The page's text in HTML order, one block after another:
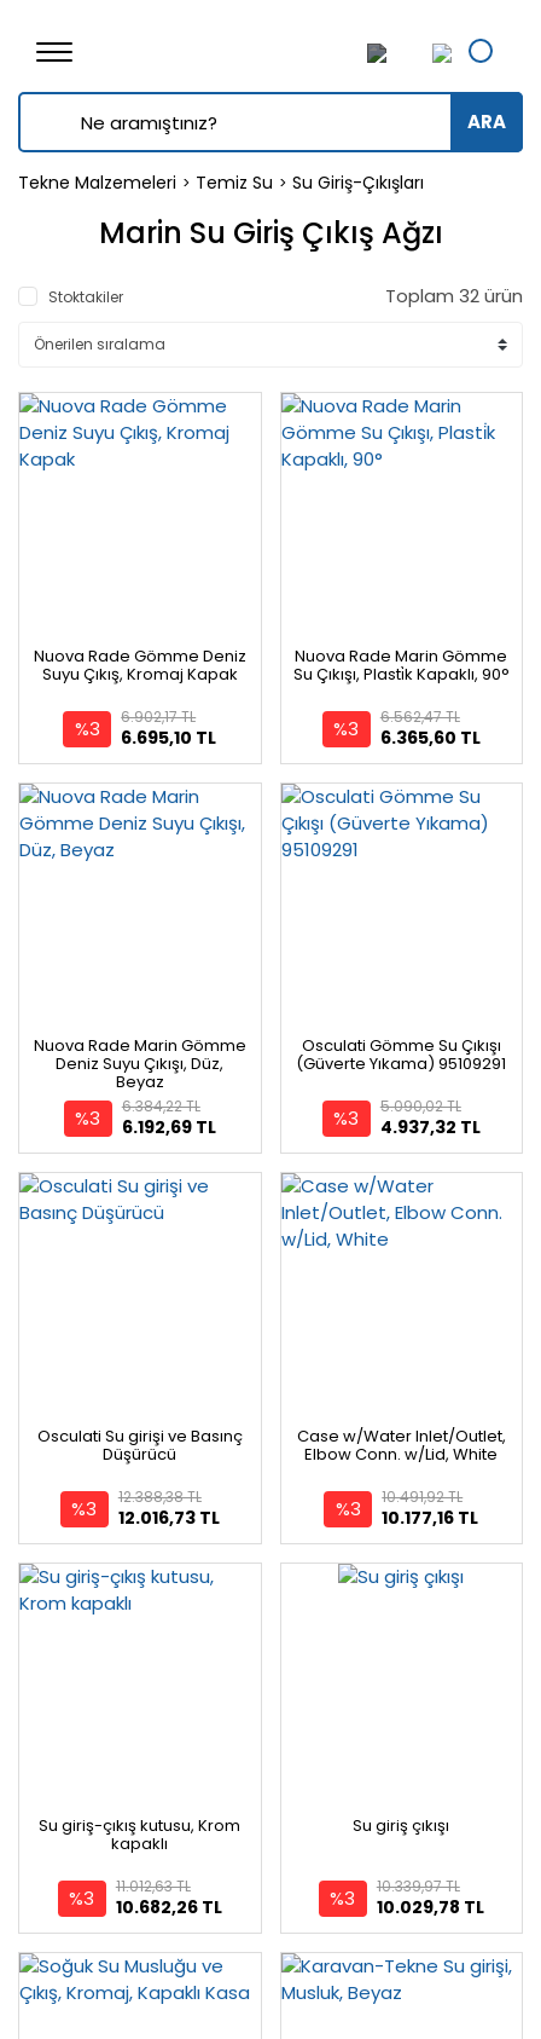
ARA
Tekne Malzemeleri Temiz Su Su Giriş-Çıkışları
Marin Su Giriş Çıkış Ağzı
Stoktakiler Toplam 32 ürün
Nuova Rade Gömme Deniz
Suyu Çıkış, Kromaj Kapak
%3 6.695,10 TL
6.902,17 TL
Nuova Rade Marin Gömme
Su Çıkışı, Plasti̇k Kapaklı, 90°
%3 6.365,60 TL
6.562,47 TL
Nuova Rade Marin Gömme
Deniz Suyu Çıkışı, Düz,
Beyaz
%3 6.192,69 TL
6.384,22 TL
Osculati Gömme Su Çıkışı
(Güverte Yıkama) 95109291
%3 4.937,32 TL
5.090,02 TL
Osculati Su girişi ve Basınç
Düşürücü
%3 12.016,73 TL
12.388,38 TL
Case w/Water Inlet/Outlet,
Elbow Conn. w/Lid, White
%3 10.177,16 TL
10.491,92 TL
Su giriş-çıkış kutusu, Krom
kapaklı
%3 10.682,26 TL
11.012,63 TL
Su giriş çıkışı
%3 10.029,78 TL
10.339,97 TL